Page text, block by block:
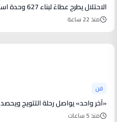
الاحتلال يطرح عطاءً لبناء 627 وحدة استيطانية جديدة
منذ 22 ساعة
فن
«آخر واحد» يواصل رحلة التتويج ويحصد 3 جوائز من مهرجانات مختلفة
منذ 5 ساعات